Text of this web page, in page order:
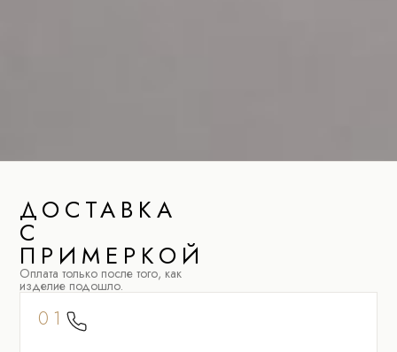
ДОСТАВКА
С
ПРИМЕРКОЙ
Оплата только после того, как
изделие подошло.
01